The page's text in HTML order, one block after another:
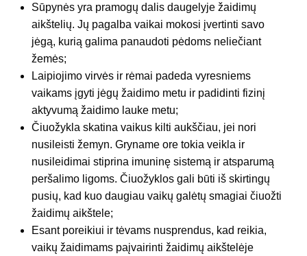
Sūpynės yra pramogų dalis daugelyje žaidimų
aikštelių. Jų pagalba vaikai mokosi įvertinti savo
jėgą, kurią galima panaudoti pėdoms neliečiant
žemės;
Laipiojimo virvės ir rėmai padeda vyresniems
vaikams įgyti jėgų žaidimo metu ir padidinti fizinį
aktyvumą žaidimo lauke metu;
Čiuožykla skatina vaikus kilti aukščiau, jei nori
nusileisti žemyn. Gryname ore tokia veikla ir
nusileidimai stiprina imuninę sistemą ir atsparumą
peršalimo ligoms. Čiuožyklos gali būti iš skirtingų
pusių, kad kuo daugiau vaikų galėtų smagiai čiuožti
žaidimų aikštele;
Esant poreikiui ir tėvams nusprendus, kad reikia,
vaikų žaidimams paįvairinti žaidimų aikštelėje